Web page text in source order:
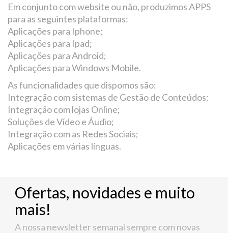
Em conjunto com website ou não, produzimos APPS
para as seguintes plataformas:
Aplicações para Iphone;
Aplicações para Ipad;
Aplicações para Android;
Aplicações para Windows Mobile.
As funcionalidades que dispomos são:
Integração com sistemas de Gestão de Conteúdos;
Integração com lojas Online;
Soluções de Vídeo e Áudio;
Integração com as Redes Sociais;
Aplicações em várias línguas.
Ofertas, novidades e muito
mais!
A nossa newsletter semanal sempre com novas